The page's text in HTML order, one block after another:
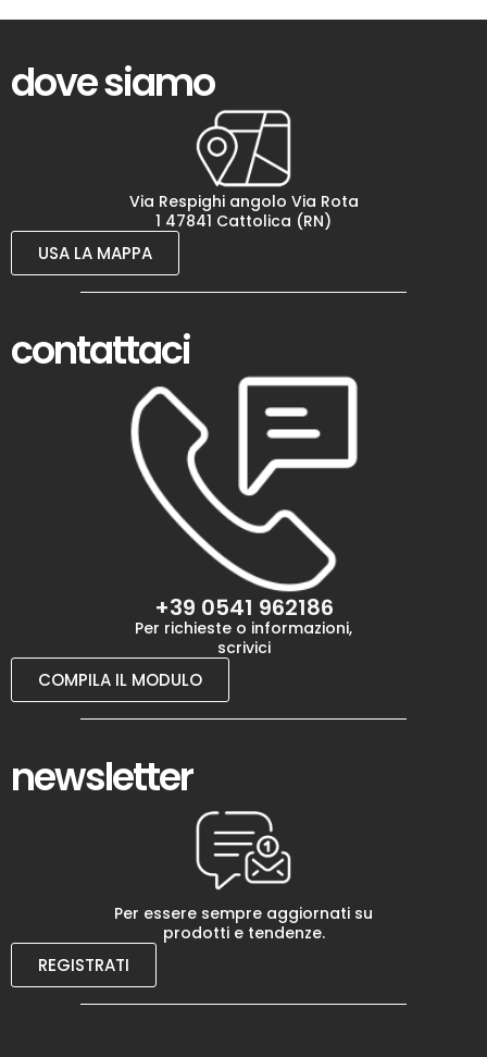
dove siamo
Via Respighi angolo Via Rota
1 47841 Cattolica (RN)
USA LA MAPPA
contattaci
+39 0541 962186
Per richieste o informazioni,
scrivici
COMPILA IL MODULO
newsletter
Per essere sempre aggiornati su
prodotti e tendenze.
REGISTRATI